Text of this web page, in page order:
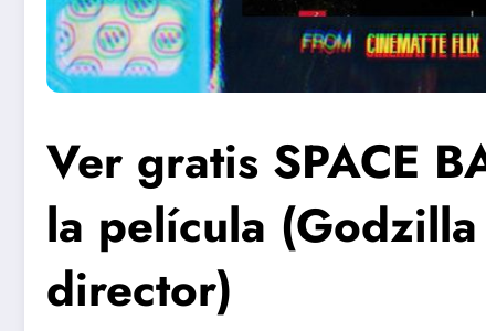
Ver gratis SPACE
la película (Godzilla
director)